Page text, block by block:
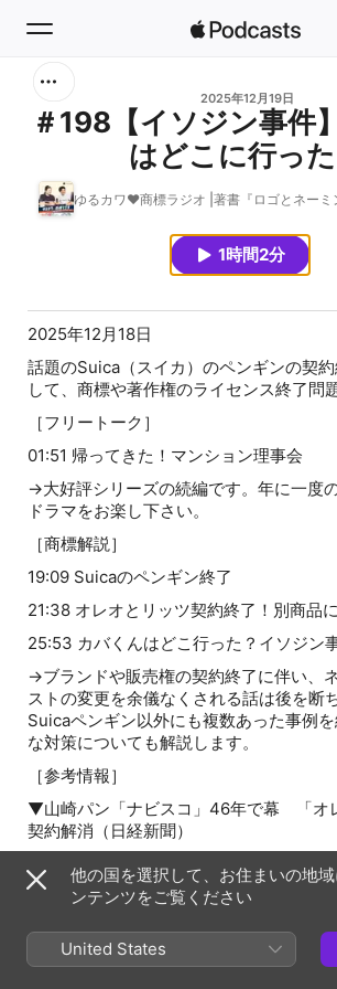
新着おすすめ
トップランキング
2025年12月19日
＃198【イソジン事件
はどこに行った
ゆるカワ❤︎商標ラジオ |著書『ロゴとネーミ
1時間2分
2025年12月18日
話題のSuica（スイカ）のペンギンの契
して、商標や著作権のライセンス終了問
［フリートーク］
01:51 帰ってきた！マンション理事会
→大好評シリーズの続編です。年に一度
ドラマをお楽し下さい。
［商標解説］
19:09 Suicaのペンギン終了
21:38 オレオとリッツ契約終了！別商品
25:53 カバくんはどこ行った？イソジン
→ブランドや販売権の契約終了に伴い、
ストの変更を余儀なくされる話は後を断
Suicaペンギン以外にも複数あった事例
な対策についても解説します。
［参考情報］
▼山崎パン「ナビスコ」46年で幕 「オ
契約解消（日経新聞）
https://www.nikkei.com/article/
▼うがい薬イソジン巡り訴訟合戦、明治
https://www.nikkei.com/article/
他の国を選択して、お住まいの地
ンテンツをご覧ください
United States